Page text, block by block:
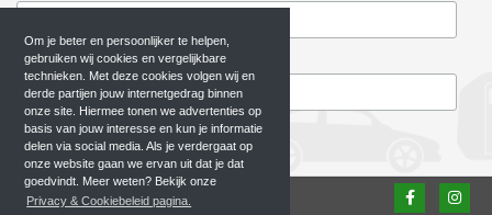
Om je beter en persoonlijker te helpen,
gebruiken wij cookies en vergelijkbare
technieken. Met deze cookies volgen wij en
derde partijen jouw internetgedrag binnen
onze site. Hiermee tonen we advertenties op
basis van jouw interesse en kun je informatie
delen via social media. Als je verdergaat op
onze website gaan we ervan uit dat je dat
goedvindt. Meer weten? Bekijk onze
Privacy & Cookiebeleid pagina.
Achternaam